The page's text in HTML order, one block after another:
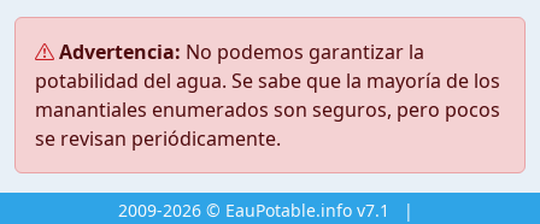
Advertencia: No podemos garantizar la
potabilidad del agua. Se sabe que la mayoría de los
manantiales enumerados son seguros, pero pocos
se revisan periódicamente.
2009-2026 © EauPotable.info v7.1 |